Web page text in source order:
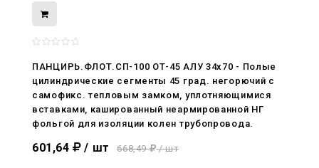
ПАНЦИРЬ.ФЛОТ.СП-100 ОТ-45 АЛУ 34x70 - Полые
цилиндрические сегменты 45 град. негорючий c
самофикс. тепловым замком, уплотняющимися
вставками, кашированный неармированной НГ
фольгой для изоляции колен трубопровода.
601,64 / шт 668,49 / шт
С Днём Победы. Память, которая с
29.04.2026